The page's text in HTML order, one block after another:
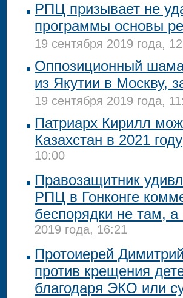
РПЦ призывает не
программы основы
19 сентября 2019 года,
Оппозиционный
из Якутии в Москву,
19 сентября 2019 года,
Патриарх Кирилл
Казахстан в 2021 году
10:00
Правозащитник
РПЦ в Гонконге
беспорядки не там,
2019 года, 16:21
Протоиерей
против крещения
благодаря ЭКО или